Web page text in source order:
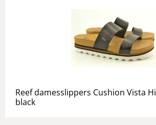
Reef damesslippers Cushion Vista Hi
black